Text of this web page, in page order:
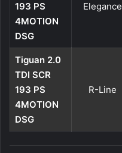
193 PS
4MOTION
DSG
Elegance
Tiguan 2.0
TDI SCR
193 PS
4MOTION
DSG
R-Line